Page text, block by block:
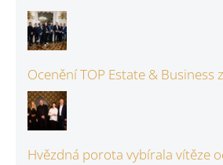
Ocenění TOP Estate & Business
Hvězdná porota vybírala vítěze